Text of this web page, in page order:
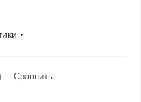
Сравнить